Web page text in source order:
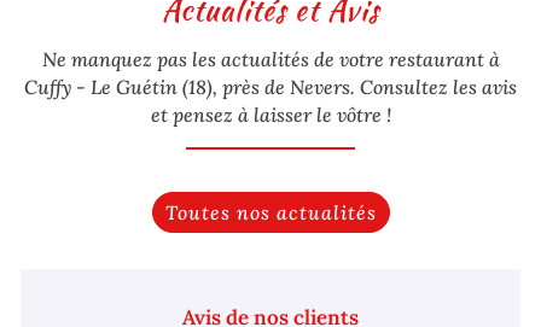
Actualités et Avis
Ne manquez pas les actualités de votre restaurant à
Cuffy - Le Guétin (18), près de Nevers. Consultez les avis
et pensez à laisser le vôtre !
Toutes nos actualités
Avis de nos clients